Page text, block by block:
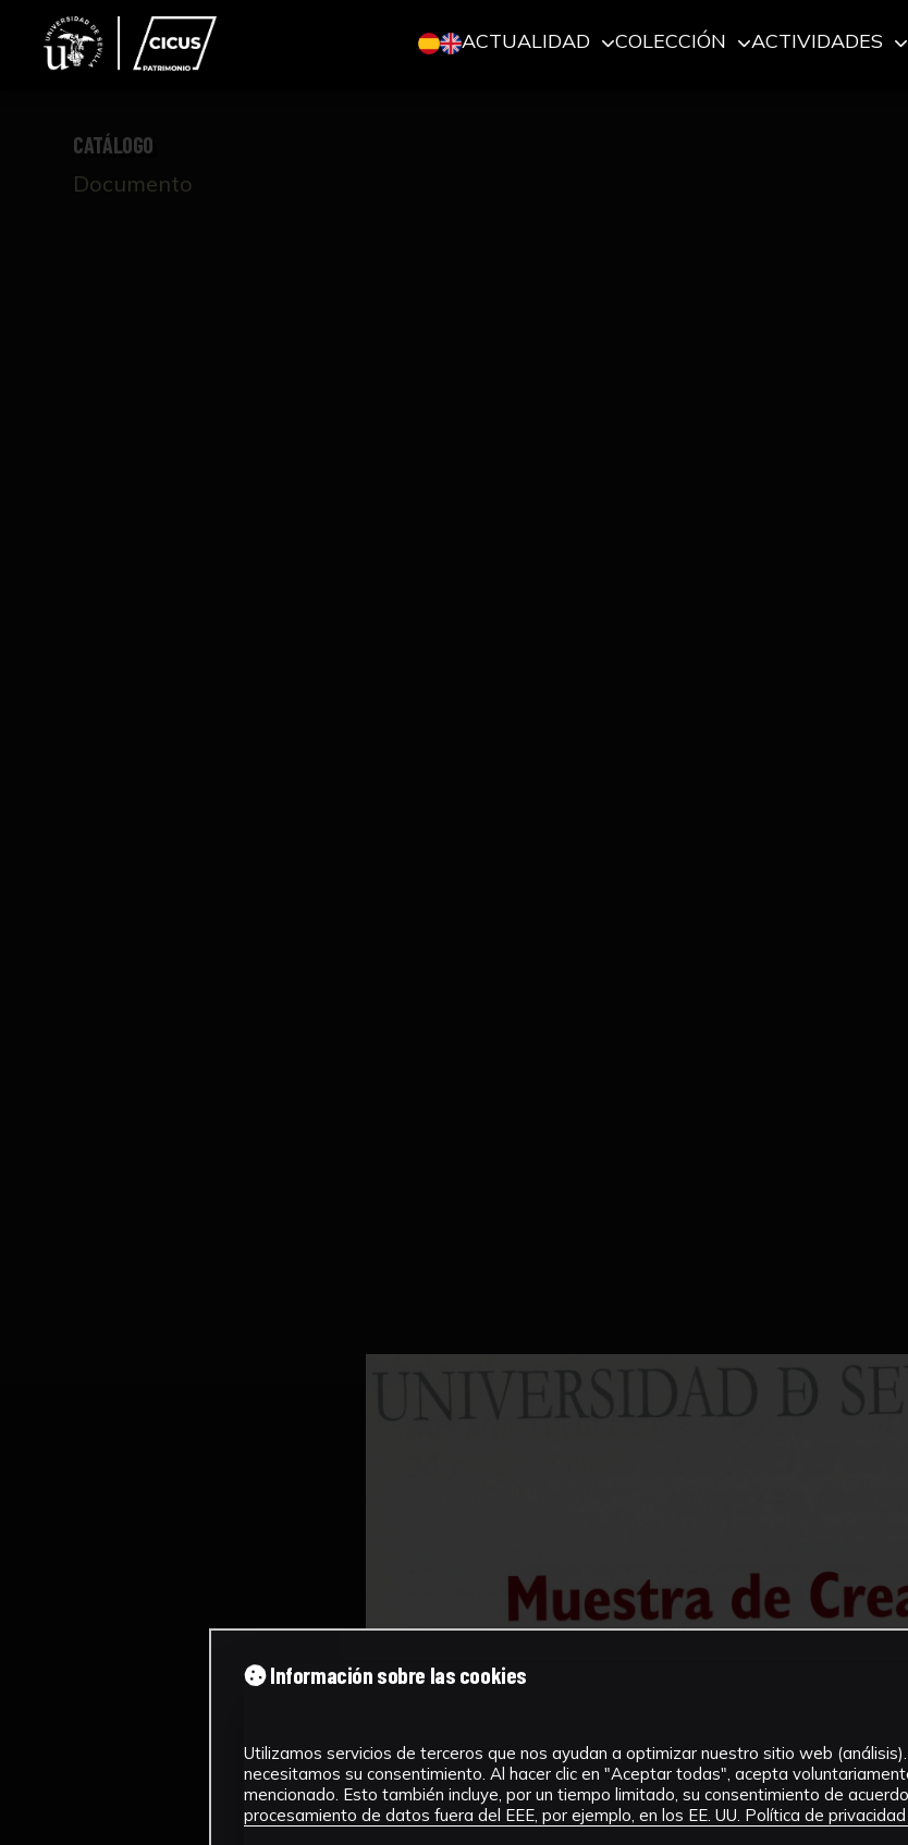
ACTUALIDAD COLECCIÓN ACTIVIDADES
CATÁLOGO
Documento
Información sobre las cookies
Utilizamos servicios de terceros que nos ayudan a optimizar nuestro sitio web
necesitamos su consentimiento. Al hacer clic en "Aceptar todas", acepta
mencionado. Esto también incluye, por un tiempo limitado, su consentimiento de
procesamiento de datos fuera del EEE, por ejemplo, en los EE. UU. Política de privacidad